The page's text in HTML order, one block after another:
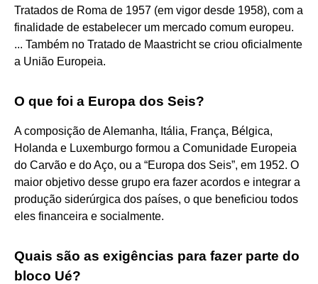
Tratados de Roma de 1957 (em vigor desde 1958), com a
finalidade de estabelecer um mercado comum europeu.
... Também no Tratado de Maastricht se criou oficialmente
a União Europeia.
O que foi a Europa dos Seis?
A composição de Alemanha, Itália, França, Bélgica,
Holanda e Luxemburgo formou a Comunidade Europeia
do Carvão e do Aço, ou a “Europa dos Seis”, em 1952. O
maior objetivo desse grupo era fazer acordos e integrar a
produção siderúrgica dos países, o que beneficiou todos
eles financeira e socialmente.
Quais são as exigências para fazer parte do
bloco Ué?